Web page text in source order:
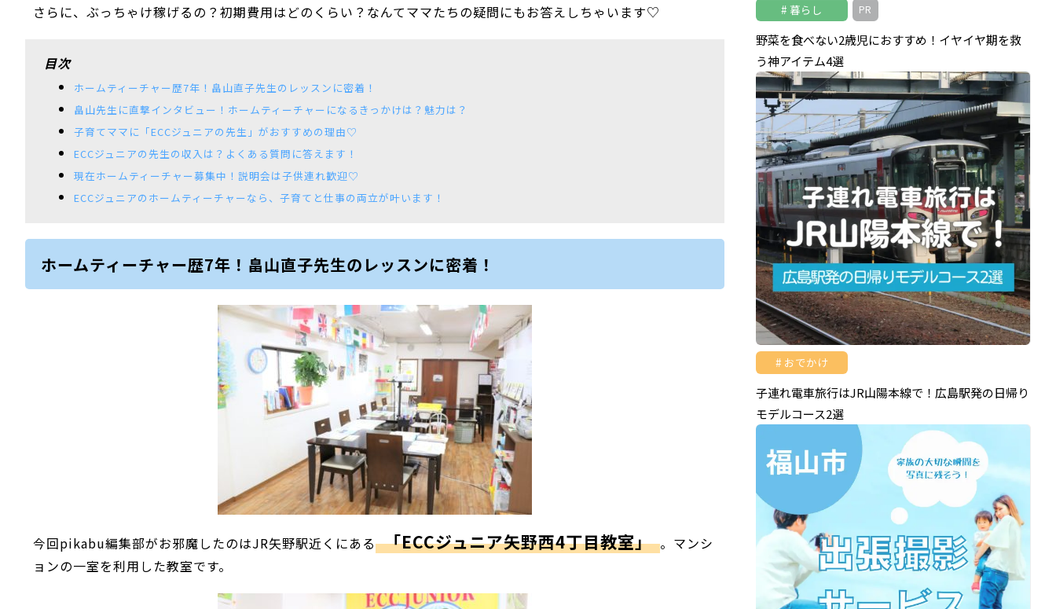
さらに、ぶっちゃけ稼げるの？初期費用はどのくらい？なんてママたちの疑問にもお答えしちゃいます♡
目次
ホームティーチャー歴7年！畠山直子先生のレッスンに密着！
畠山先生に直撃インタビュー！ホームティーチャーになるきっかけは？魅力は？
子育てママに「ECCジュニアの先生」がおすすめの理由♡
ECCジュニアの先生の収入は？よくある質問に答えます！
現在ホームティーチャー募集中！説明会は子供連れ歓迎♡
ECCジュニアのホームティーチャーなら、子育てと仕事の両立が叶います！
ホームティーチャー歴7年！畠山直子先生のレッスンに密着！
今回pikabu編集部がお邪魔したのはJR矢野駅近くにある 「ECCジュニア矢野西4丁目教室」 。マンシ
ョンの一室を利用した教室です。
暮らし PR
野菜を食べない2歳児におすすめ！イヤイヤ期を救
う神アイテム4選
おでかけ
子連れ電車旅行はJR山陽本線で！広島駅発の日帰り
モデルコース2選